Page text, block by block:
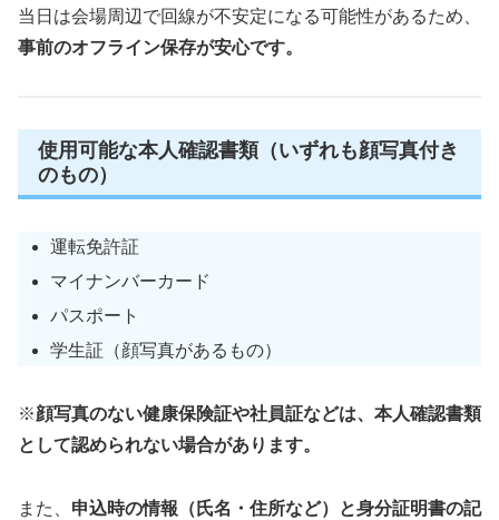
当日は会場周辺で回線が不安定になる可能性があるため、
事前のオフライン保存が安心です。
使用可能な本人確認書類（いずれも顔写真付き
のもの）
運転免許証
マイナンバーカード
パスポート
学生証（顔写真があるもの）
※顔写真のない健康保険証や社員証などは、本人確認書類
として認められない場合があります。
また、 申込時の情報（氏名・住所など）と身分証明書の記